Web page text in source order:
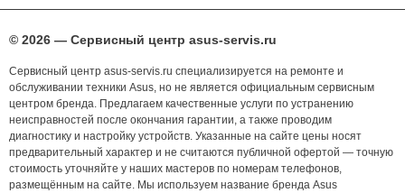
© 2026 — Сервисный центр asus-servis.ru
Сервисный центр asus-servis.ru специализируется на ремонте и
обслуживании техники Asus, но не является официальным сервисным
центром бренда. Предлагаем качественные услуги по устранению
неисправностей после окончания гарантии, а также проводим
диагностику и настройку устройств. Указанные на сайте цены носят
предварительный характер и не считаются публичной офертой — точную
стоимость уточняйте у наших мастеров по номерам телефонов,
размещённым на сайте. Мы используем название бренда Asus